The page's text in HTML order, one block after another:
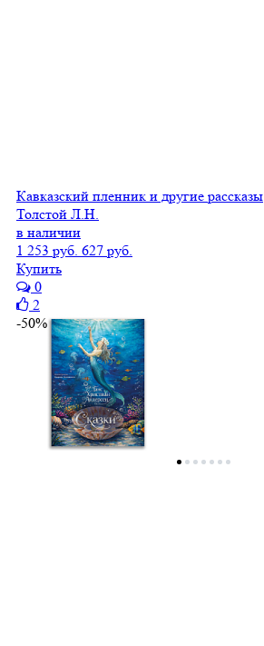
Кавказский пленник и другие рассказы
Толстой Л.Н.
в наличии
1 253 руб. 627 руб.
Купить
0
2
-50%